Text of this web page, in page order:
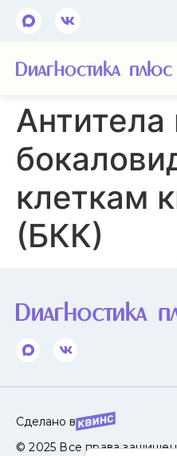
Антитела
клеткам
(БКК)
Сделано в
© 2025 Все права